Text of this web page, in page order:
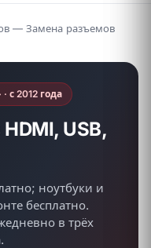
— Замена разъемов
с 2012 года
USB,
ноутбуки и
бесплатно.
в трёх